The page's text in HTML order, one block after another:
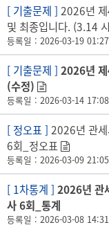
[ 기출문제 ] 2026년
및 최종입니다. (3.14
등록일 : 2026-03-19
[ 기출문제 ] 2026년
(수정)
등록일 : 2026-03-14
[ 정오표 ] 2026년 관
6회_정오표
등록일 : 2026-03-09
[ 1차통계 ] 2026년 관
사 6회_통계
등록일 : 2026-03-08